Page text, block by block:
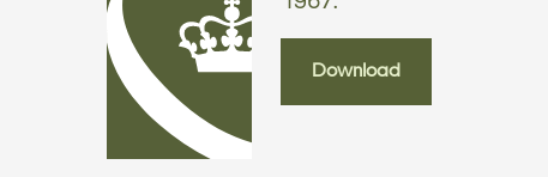
Download